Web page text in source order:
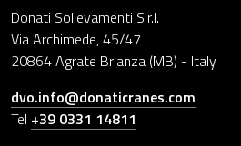
Donati Sollevamenti S.r.l.
Via Archimede, 45/47
20864 Agrate Brianza (MB) - Italy
dvo.info@donaticranes.com
Tel +39 0331 14811